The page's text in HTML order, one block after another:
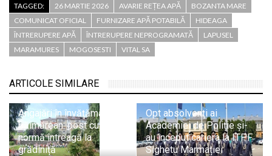
TAGGED:
26 MARTIE 2026 AVARIE REȚEA APĂ
BOZANTA MARE
COMUNICAT OFICIAL
FURNIZARE APĂ POTABILĂ
HIDEAGA
ÎNTRERUPERE APĂ
ÎNTRERUPERE NEPROGRAMATĂ
LAPUSEL
MARAMURES
MOGOSESTI VITAL SA
ARTICOLE SIMILARE
Angajări în învățământul
băimărean: post cu
normă întreagă la
grădiniță
Opt absolvenți ai
Academiei de Poliție și-
au început cariera la ITPF
Sighetu Marmației